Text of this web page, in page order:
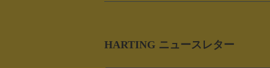
HARTING ニュースレター